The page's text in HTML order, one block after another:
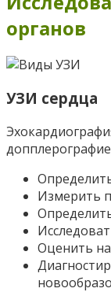
органов
УЗИ сердца
Измерить
Оценить